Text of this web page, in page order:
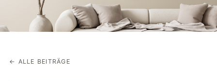
← ALLE BEITRÄGE